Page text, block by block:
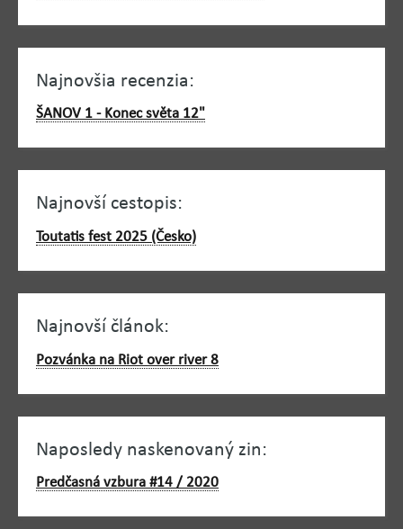
Najnovšia recenzia:
ŠANOV 1 - Konec světa 12"
Najnovší cestopis:
Toutatis fest 2025 (Česko)
Najnovší článok:
Pozvánka na Riot over river 8
Naposledy naskenovaný zin:
Predčasná vzbura #14 / 2020